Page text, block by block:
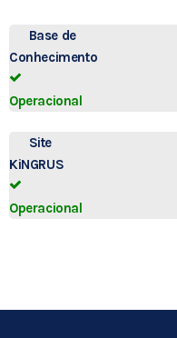
Base de
Conhecimento
Operacional
Site
KiNGRUS
Operacional